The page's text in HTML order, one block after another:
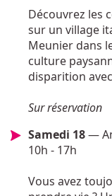
Découvrez les
sur un village
Meunier dans
culture
disparition
Sur réservation
Samedi 18—
10h - 17h
Vous avez